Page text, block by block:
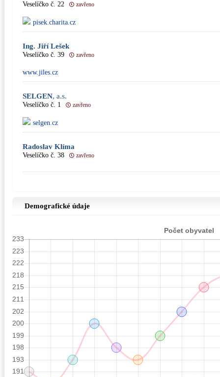
Veselíčko č. 22 zavřeno
pisek.charita.cz
Ing. Jiří Lešek
Veselíčko č. 39 zavřeno
www.jiles.cz
SELGEN, a.s.
Veselíčko č. 1 zavřeno
selgen.cz
Radoslav Klíma
Veselíčko č. 38 zavřeno
Demografické údaje